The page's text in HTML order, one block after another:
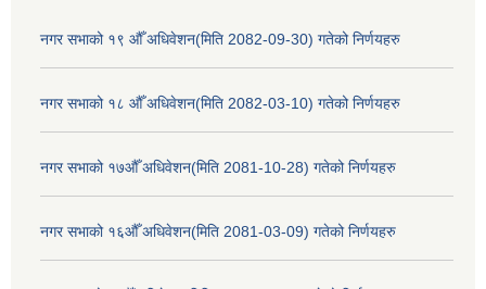
नगर सभाको १९ औँ अधिवेशन(मिति 2082-09-30) गतेको निर्णयहरु
नगर सभाको १८ औँ अधिवेशन(मिति 2082-03-10) गतेको निर्णयहरु
नगर सभाको १७औँ अधिवेशन(मिति 2081-10-28) गतेको निर्णयहरु
नगर सभाको १६औँ अधिवेशन(मिति 2081-03-09) गतेको निर्णयहरु